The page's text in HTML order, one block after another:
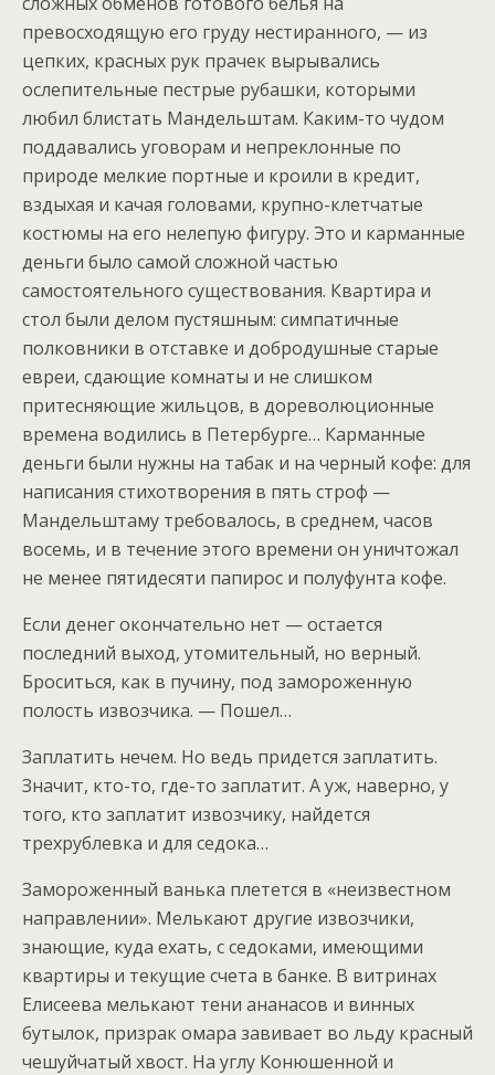
превосходящую его груду нестиранного, — из
цепких, красных рук прачек вырывались
ослепительные пестрые рубашки, которыми
любил блистать Мандельштам. Каким-то чудом
поддавались уговорам и непреклонные по
природе мелкие портные и кроили в кредит,
вздыхая и качая головами, крупно-клетчатые
костюмы на его нелепую фигуру. Это и карманные
деньги было самой сложной частью
самостоятельного существования. Квартира и
стол были делом пустяшным: симпатичные
полковники в отставке и добродушные старые
евреи, сдающие комнаты и не слишком
притесняющие жильцов, в дореволюционные
времена водились в Петербурге… Карманные
деньги были нужны на табак и на черный кофе: для
написания стихотворения в пять строф —
Мандельштаму требовалось, в среднем, часов
восемь, и в течение этого времени он уничтожал
не менее пятидесяти папирос и полуфунта кофе.
Если денег окончательно нет — остается
последний выход, утомительный, но верный.
Броситься, как в пучину, под замороженную
полость извозчика. — Пошел…
Заплатить нечем. Но ведь придется заплатить.
Значит, кто-то, где-то заплатит. А уж, наверно, у
того, кто заплатит извозчику, найдется
трехрублевка и для седока…
Замороженный ванька плетется в «неизвестном
направлении». Мелькают другие извозчики,
знающие, куда ехать, с седоками, имеющими
квартиры и текущие счета в банке. В витринах
Елисеева мелькают тени ананасов и винных
бутылок, призрак омара завивает во льду красный
чешуйчатый хвост. На углу Конюшенной и